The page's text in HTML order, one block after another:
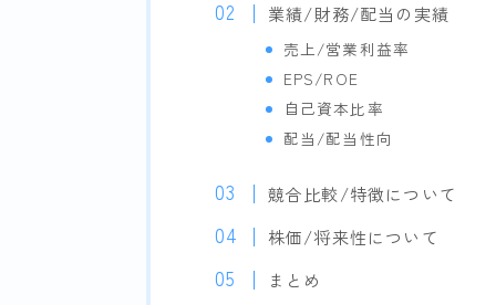
業績/財務/配当の実績
売上/営業利益率
EPS/ROE
自己資本比率
配当/配当性向
競合比較/特徴について
株価/将来性について
まとめ